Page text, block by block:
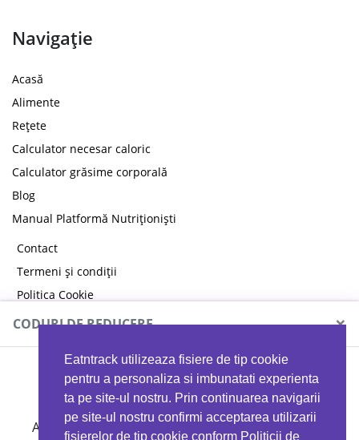
Eatntrack utilizeaza fisiere de tip cookie
pentru a personaliza si imbunatati experienta
ta pe site-ul nostru. Prin continuarea navigarii
pe site-ul nostru confirmi acceptarea utilizarii
fisierelor de tip cookie conform Politicii de
Navigație
Acasă
Alimente
Rețete
Calculator necesar caloric
Calculator grăsime corporală
Blog
Manual Platformă Nutriționiști
Contact
Termeni și condiții
Politica Cookie
Politica de confidențialitate
CODURI DE REDUCERE ×
MYPROTEIN
Ai 40%reducere la orice comandă folosind codul